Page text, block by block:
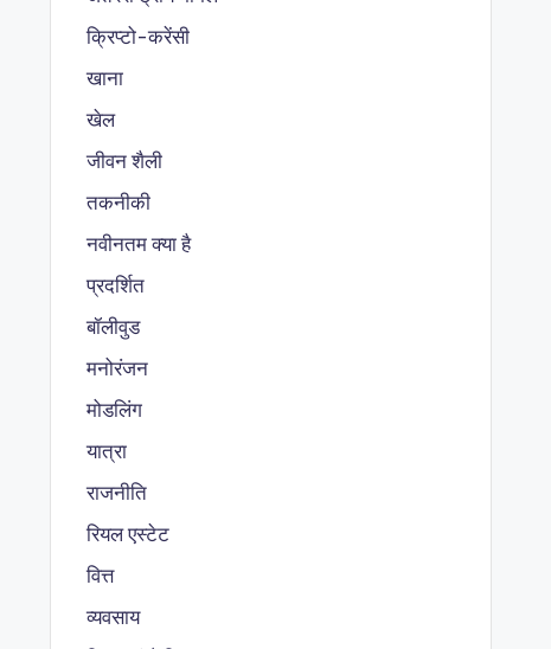
क्रिप्टो-करेंसी
खाना
खेल
जीवन शैली
तकनीकी
नवीनतम क्या है
प्रदर्शित
बॉलीवुड
मनोरंजन
मोडलिंग
यात्रा
राजनीति
रियल एस्टेट
वित्त
व्यवसाय